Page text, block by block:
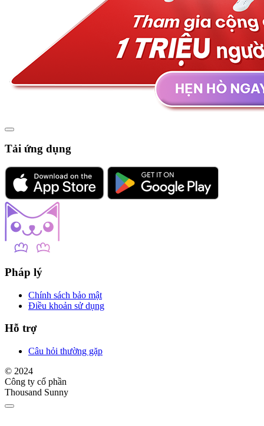
Tải ứng dụng
Pháp lý
Chính sách bảo mật
Điều khoản sử dụng
Hỗ trợ
Câu hỏi thường gặp
© 2024
Công ty cổ phần
Thousand Sunny